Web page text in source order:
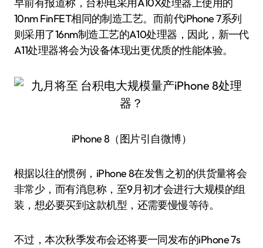
10nm FinFET相同的制造工艺。而前代iPhone 7系列
则采用了16nm制造工艺的A10处理器，因此，新一代
A11处理器将会为设备体现出更优质的性能体验。
iPhone 8（图片引自微博）
根据以往的惯例，iPhone 8在发售之初的供货量将会
非常少，而有消息称，至9月初才会进行大规模的组
装，想必要买到这款机型，还需要慢慢等待。
不过，本次秋季发布会还将要一同发布的iPhone 7s